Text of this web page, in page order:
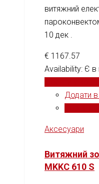
витяжний
10 дек .
€ 1167.57
Availability: Є в
Додати
Аксесуари
Витяжний
MKKC 610 S